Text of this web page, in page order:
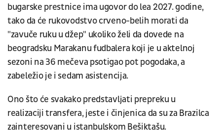
bugarske prestnice ima ugovor do lea 2027. godine,
tako da će rukovodstvo crveno-belih morati da
"zavuče ruku u džep" ukoliko želi da dovede na
beogradsku Marakanu fudbalera koji je u aktelnoj
sezoni na 36 mečeva psotigao pot pogodaka, a
zabeležio je i sedam asistencija.
Ono što će svakako predstavljati prepreku u
realizaciji transfera, jeste i činjenica da su za Brazilca
zainteresovani u istanbulskom Bešiktašu.